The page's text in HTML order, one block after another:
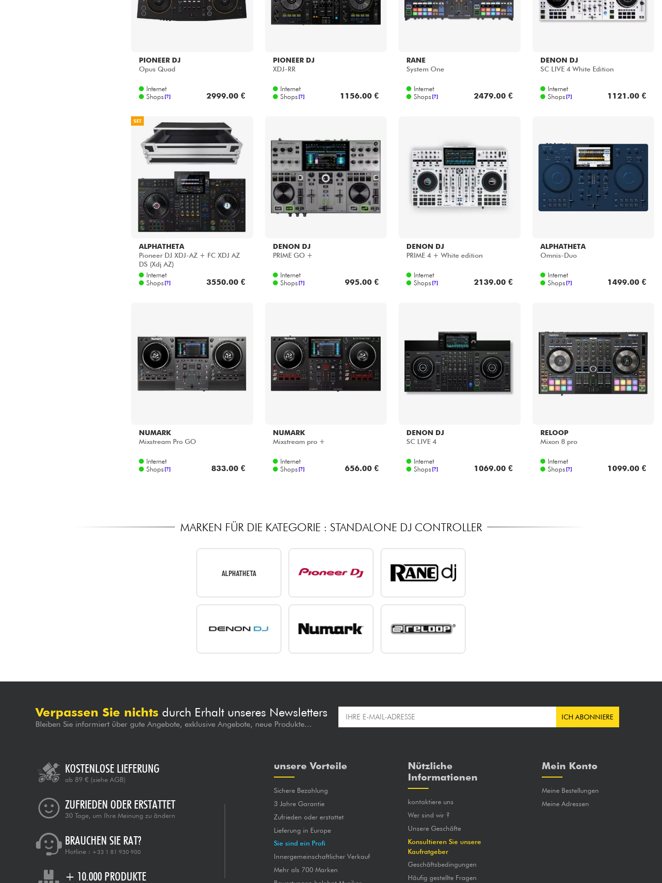
PIONEER DJ
Opus Quad
Internet
Shops [?] 2999.00 €
PIONEER DJ
XDJ-RR
Internet
Shops [?] 1156.00 €
RANE
System One
Internet
Shops [?] 2479.00 €
DENON DJ
SC LIVE 4 White Edition
Internet
Shops [?] 1121.00 €
SET
ALPHATHETA
Pioneer DJ XDJ-AZ + FC XDJ AZ
DS (Xdj AZ)
Internet
Shops [?] 3550.00 €
DENON DJ
PRIME GO +
Internet
Shops [?] 995.00 €
DENON DJ
PRIME 4 + White edition
Internet
Shops [?] 2139.00 €
ALPHATHETA
Omnis-Duo
Internet
Shops [?] 1499.00 €
NUMARK
Mixstream Pro GO
Internet
Shops [?] 833.00 €
NUMARK
Mixstream pro +
Internet
Shops [?] 656.00 €
DENON DJ
SC LIVE 4
Internet
Shops [?] 1069.00 €
RELOOP
Mixon 8 pro
Internet
Shops [?] 1099.00 €
MARKEN FÜR DIE KATEGORIE : STANDALONE DJ CONTROLLER
ALPHATHETA
Verpassen Sie nichts durch Erhalt unseres Newsletters
Bleiben Sie informiert über gute Angebote, exklusive Angebote, neue Produkte...
ICH ABONNIERE
KOSTENLOSE LIEFERUNG
ab 89 € (siehe AGB)
ZUFRIEDEN ODER ERSTATTET
30 Tage, um Ihre Meinung zu ändern
BRAUCHEN SIE RAT?
Hotline : +33 1 81 930 900
+ 10.000 PRODUKTE
unsere Vorteile
Sichere Bezahlung
3 Jahre Garantie
Zufrieden oder erstattet
Lieferung in Europe
Sie sind ein Profi
Innergemeinschaftlicher Verkauf
Mehr als 700 Marken
Nützliche
Informationen
kontaktiere uns
Wer sind wir ?
Unsere Geschäfte
Konsultieren Sie unsere
Kaufratgeber
Geschäftsbedingungen
Häufig gestellte Fragen
Mein Konto
Meine Bestellungen
Meine Adressen